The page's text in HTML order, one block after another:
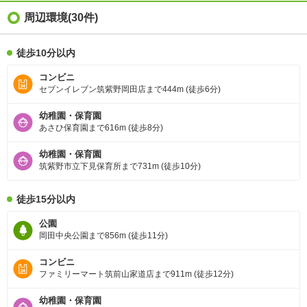
周辺環境(30件)
徒歩10分以内
コンビニ
セブンイレブン筑紫野岡田店まで444m (徒歩6分)
幼稚園・保育園
あさひ保育園まで616m (徒歩8分)
幼稚園・保育園
筑紫野市立下見保育所まで731m (徒歩10分)
徒歩15分以内
公園
岡田中央公園まで856m (徒歩11分)
コンビニ
ファミリーマート筑前山家道店まで911m (徒歩12分)
幼稚園・保育園